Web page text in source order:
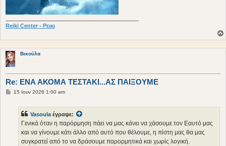
Reiki Center - Ρεικι
Βικούλα
Re: ΕΝΑ ΑΚΟΜΑ ΤΕΣΤΑΚΙ...ΑΣ ΠΑΙΞΟΥΜΕ
Δ15 Ιουν 2026 1:00 am
Vasoula έγραψε:
Γενικά όταν η παρόρμηση πάει να μας κάνει να χάσουμε τον Εαυτό μας
και να γίνουμε κάτι άλλο από αυτό που θέλουμε, η πίστη μας θα μας
συγκρατεί από το να δράσουμε παρορμητικά και χωρίς λογική.